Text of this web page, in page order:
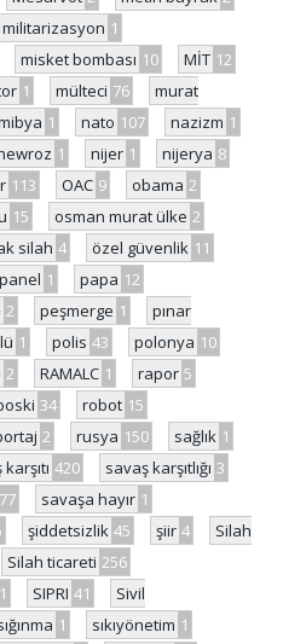
militarizasyon 1
misket bombası 10 MİT 12
1 mülteci 76
murat
1 nato 107 nazizm 1
1 nijer 1 nijerya 8
113 OAC 9 obama 2
15 osman murat ülke 2
silah 4 özel güvenlik 11
panel 1 papa 12
2 peşmerge 1
pınar
1 polis 43 polonya 10
2 RAMALC 1 rapor 5
34 robot 15
2 rusya 150 sağlık 1
420 savaş karşıtlığı 3
77 savaşa hayır 1
şiddetsizlik 45 şiir 4
Silah
Silah ticareti 256
1 SIPRI 41
Sivil
1 sıkıyönetim 1